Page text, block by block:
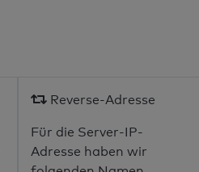
Reverse-Adresse
Für die Server-IP-
Adresse haben wir